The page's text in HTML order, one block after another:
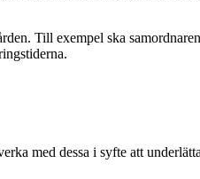
Till exempel ska
med dessa i syfte att